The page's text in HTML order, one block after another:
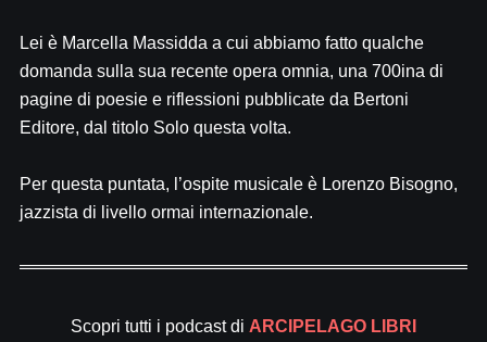
Lei è Marcella Massidda a cui abbiamo fatto qualche
domanda sulla sua recente opera omnia, una 700ina di
pagine di poesie e riflessioni pubblicate da Bertoni
Editore, dal titolo Solo questa volta.
Per questa puntata, l’ospite musicale è Lorenzo Bisogno,
jazzista di livello ormai internazionale.
Scopri tutti i podcast di ARCIPELAGO LIBRI